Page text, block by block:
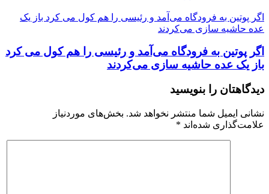
اگر پوتین به فرودگاه می‌آمد و رئیسی را هم کول می کرد باز یک
عده حاشیه سازی می‌کردند
اگر پوتین به فرودگاه می‌آمد و رئیسی را هم کول می کرد
باز یک عده حاشیه سازی می‌کردند
دیدگاهتان را بنویسید
نشانی ایمیل شما منتشر نخواهد شد. بخش‌های موردنیاز
علامت‌گذاری شده‌اند *